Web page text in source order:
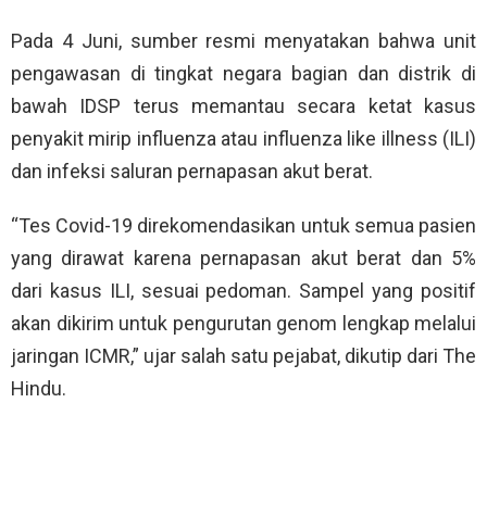
Pada 4 Juni, sumber resmi menyatakan bahwa unit
pengawasan di tingkat negara bagian dan distrik di
bawah IDSP terus memantau secara ketat kasus
penyakit mirip influenza atau influenza like illness (ILI)
dan infeksi saluran pernapasan akut berat.
“Tes Covid-19 direkomendasikan untuk semua pasien
yang dirawat karena pernapasan akut berat dan 5%
dari kasus ILI, sesuai pedoman. Sampel yang positif
akan dikirim untuk pengurutan genom lengkap melalui
jaringan ICMR,” ujar salah satu pejabat, dikutip dari The
Hindu.